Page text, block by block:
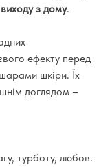
з дому.
ефекту перед
шкіри. Їх
доглядом –
турботу, любов.